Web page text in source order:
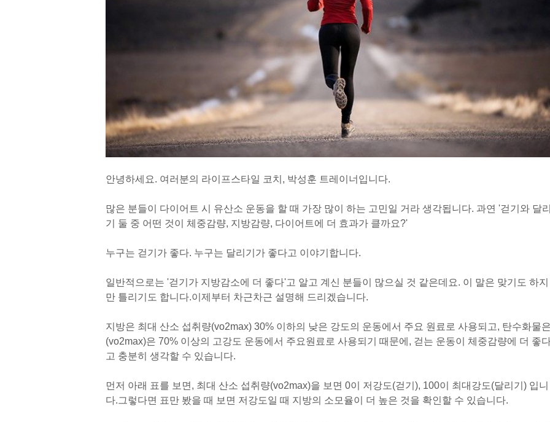
안녕하세요. 여러분의 라이프스타일 코치, 박성훈 트레이너입니다.
많은 분들이 다이어트 시 유산소 운동을 할 때 가장 많이 하는 고민일 거라 생각됩니다. 과연 '걷기와 달리
기 둘 중 어떤 것이 체중감량, 지방감량, 다이어트에 더 효과가 클까요?'
누구는 걷기가 좋다. 누구는 달리기가 좋다고 이야기합니다.
일반적으로는 '걷기가 지방감소에 더 좋다'고 알고 계신 분들이 많으실 것 같은데요. 이 말은 맞기도 하지
만 틀리기도 합니다.이제부터 차근차근 설명해 드리겠습니다.
지방은 최대 산소 섭취량(vo2max) 30% 이하의 낮은 강도의 운동에서 주요 원료로 사용되고, 탄수화물은
(vo2max)은 70% 이상의 고강도 운동에서 주요원료로 사용되기 때문에, 걷는 운동이 체중감량에 더 좋
고 충분히 생각할 수 있습니다.
먼저 아래 표를 보면, 최대 산소 섭취량(vo2max)을 보면 0이 저강도(걷기), 100이 최대강도(달리기) 입니
다.그렇다면 표만 봤을 때 보면 저강도일 때 지방의 소모율이 더 높은 것을 확인할 수 있습니다.